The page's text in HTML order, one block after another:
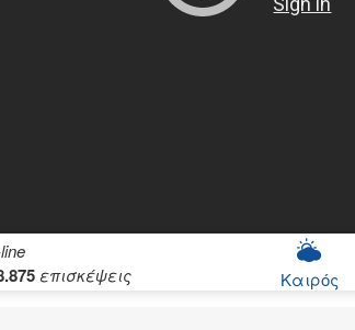
επισκέψεις Καιρός